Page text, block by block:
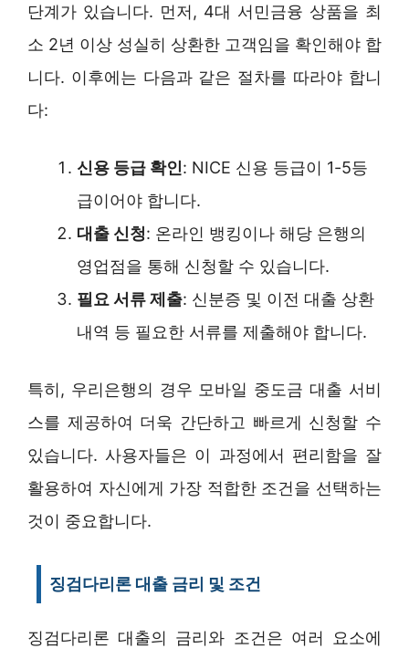
단계가 있습니다. 먼저, 4대 서민금융 상품을 최
소 2년 이상 성실히 상환한 고객임을 확인해야 합
니다. 이후에는 다음과 같은 절차를 따라야 합니
다:
신용 등급 확인: NICE 신용 등급이 1-5등
급이어야 합니다.
대출 신청: 온라인 뱅킹이나 해당 은행의
영업점을 통해 신청할 수 있습니다.
필요 서류 제출: 신분증 및 이전 대출 상환
내역 등 필요한 서류를 제출해야 합니다.
특히, 우리은행의 경우 모바일 중도금 대출 서비
스를 제공하여 더욱 간단하고 빠르게 신청할 수
있습니다. 사용자들은 이 과정에서 편리함을 잘
활용하여 자신에게 가장 적합한 조건을 선택하는
것이 중요합니다.
징검다리론 대출 금리 및 조건
징검다리론 대출의 금리와 조건은 여러 요소에